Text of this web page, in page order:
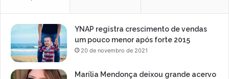
YNAP registra crescimento de vendas
um pouco menor após forte 2015
20 de novembro de 2021
Marília Mendonça deixou grande acervo